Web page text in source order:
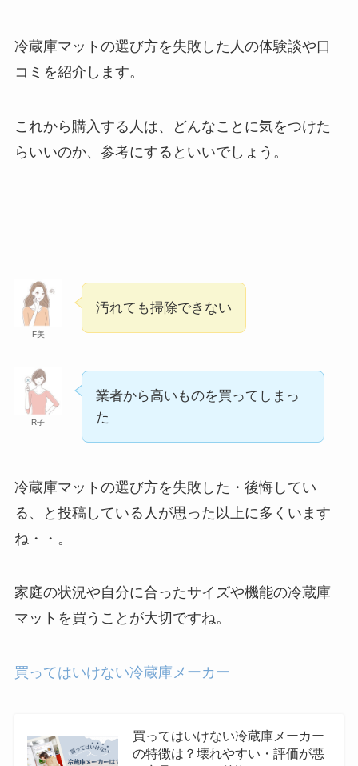
メープルシロップが健康に悪い理由は？危
険性や食べる時の注意点を紹介！
さくら大根が体に悪い理由は？危険性や効
果を詳しく紹介！ダイエットに向いてる？
買ってはいけないコーヒーメーカーはあ
る？壊れやすいメーカーの特徴や後悔した
シリカ水が危険と言われる理由は？効能や
デメリットを解説！飲んではいけない人
デカフェコーヒーが体に悪い理由は？デメ
とどうなる？後悔した人の口コミも紹介！
いメーカーはある？後悔しないための選び
方・おすすめを紹介！
買ってはいけないラクトアイスはどれ？食
べてはいけない理由や体に悪いメーカーと
冷蔵庫マットの選び方を失敗した人の体験談や口
コミを紹介します。
これから購入する人は、どんなことに気をつけた
らいいのか、参考にするといいでしょう。
F美
汚れても掃除できない
R子
業者から高いものを買ってしまっ
た
冷蔵庫マットの選び方を失敗した・後悔してい
る、と投稿している人が思った以上に多くいます
ね・・。
家庭の状況や自分に合ったサイズや機能の冷蔵庫
マットを買うことが大切ですね。
買ってはいけない冷蔵庫メーカー
買ってはいけない冷蔵庫メーカー
の特徴は？壊れやすい・評価が悪